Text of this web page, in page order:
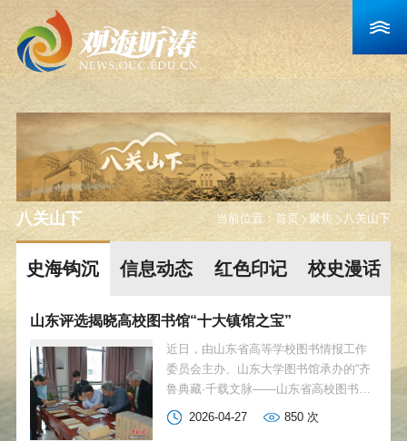
当前位置： 首页 聚焦 八关山下
八关山下
史海钩沉 信息动态 红色印记 校史漫话
山东评选揭晓高校图书馆“十大镇馆之宝”
近日，由山东省高等学校图书情报工作
委员会主办、山东大学图书馆承办的“齐
鲁典藏·千载文脉——山东省高校图书
馆‘十大镇馆之宝’评选活动”结果正式公
布。来自山东大学、山东中医药大学、
2026-04-27 850次